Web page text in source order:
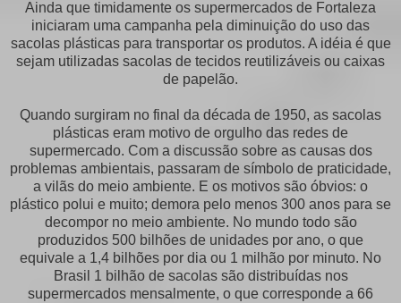
Ainda que timidamente os supermercados de Fortaleza
iniciaram uma campanha pela diminuição do uso das
sacolas plásticas para transportar os produtos. A idéia é que
sejam utilizadas sacolas de tecidos reutilizáveis ou caixas
de papelão.
Quando surgiram no final da década de 1950, as sacolas
plásticas eram motivo de orgulho das redes de
supermercado. Com a discussão sobre as causas dos
problemas ambientais, passaram de símbolo de praticidade,
a vilãs do meio ambiente. E os motivos são óbvios: o
plástico polui e muito; demora pelo menos 300 anos para se
decompor no meio ambiente. No mundo todo são
produzidos 500 bilhões de unidades por ano, o que
equivale a 1,4 bilhões por dia ou 1 milhão por minuto. No
Brasil 1 bilhão de sacolas são distribuídas nos
supermercados mensalmente, o que corresponde a 66